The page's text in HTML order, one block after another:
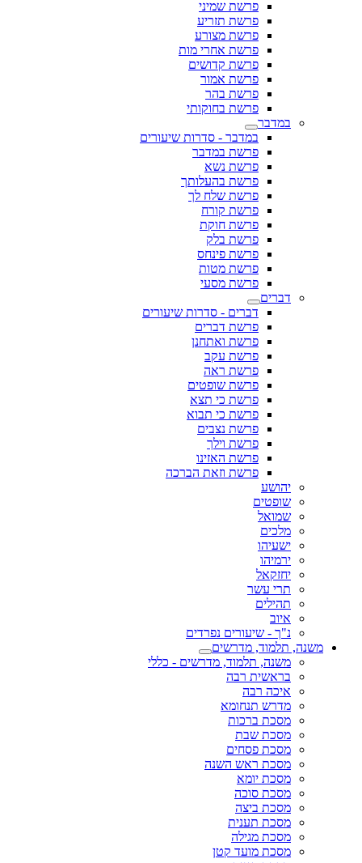
פרשת שמיני
פרשת תזריע
פרשת מצורע
פרשת אחרי מות
פרשת קדושים
פרשת אמור
פרשת בהר
פרשת בחוקותי
במדבר
במדבר - סדרות שיעורים
פרשת במדבר
פרשת נשא
פרשת בהעלותך
פרשת שלח לך
פרשת קורח
פרשת חוקת
פרשת בלק
פרשת פינחס
פרשת מטות
פרשת מסעי
דברים
דברים - סדרות שיעורים
פרשת דברים
פרשת ואתחנן
פרשת עקב
פרשת ראה
פרשת שופטים
פרשת כי תצא
פרשת כי תבוא
פרשת נצבים
פרשת וילך
פרשת האזינו
פרשת וזאת הברכה
יהושע
שופטים
שמואל
מלכים
ישעיהו
ירמיהו
יחזקאל
תרי עשר
תהילים
איוב
נ"ך - שיעורים נפרדים
משנה, תלמוד, מדרשים
משנה, תלמוד, מדרשים - כללי
בראשית רבה
איכה רבה
מדרש תנחומא
מסכת ברכות
מסכת שבת
מסכת פסחים
מסכת ראש השנה
מסכת יומא
מסכת סוכה
מסכת ביצה
מסכת תענית
מסכת מגילה
מסכת מועד קטן